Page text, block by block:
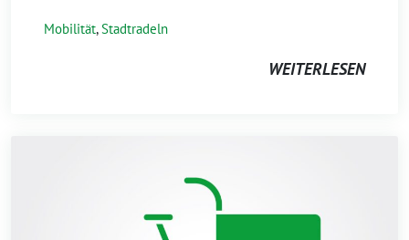
Mobilität,Stadtradeln
WEITERLESEN